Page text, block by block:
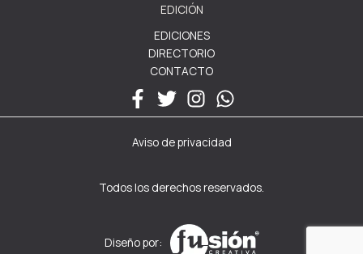
EDICIÓN
EDICIONES
DIRECTORIO
CONTACTO
Aviso de privacidad
Todos los derechos reservados.
Diseño por: